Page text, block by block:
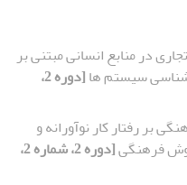
در منابع انسانی مبتنی بر
سیستم ها
[دوره 2،
بر رفتار کار نوآورانه و
فرهنگی
[دوره 2، شماره 2،